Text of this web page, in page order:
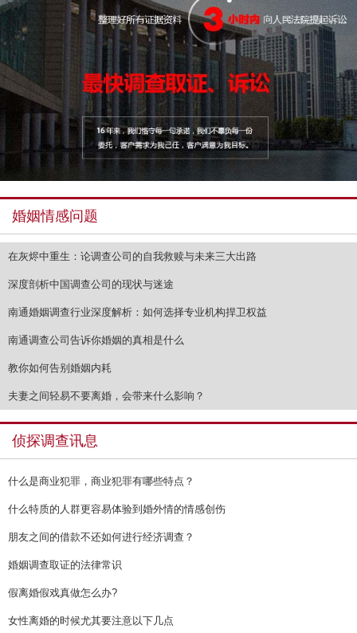
婚姻情感问题
在灰烬中重生：论调查公司的自我救赎与未来三大出路
深度剖析中国调查公司的现状与迷途
南通婚姻调查行业深度解析：如何选择专业机构捍卫权益
南通调查公司告诉你婚姻的真相是什么
教你如何告别婚姻内耗
夫妻之间轻易不要离婚，会带来什么影响？
侦探调查讯息
什么是商业犯罪，商业犯罪有哪些特点？
什么特质的人群更容易体验到婚外情的情感创伤
朋友之间的借款不还如何进行经济调查？
婚姻调查取证的法律常识
假离婚假戏真做怎么办?
女性离婚的时候尤其要注意以下几点